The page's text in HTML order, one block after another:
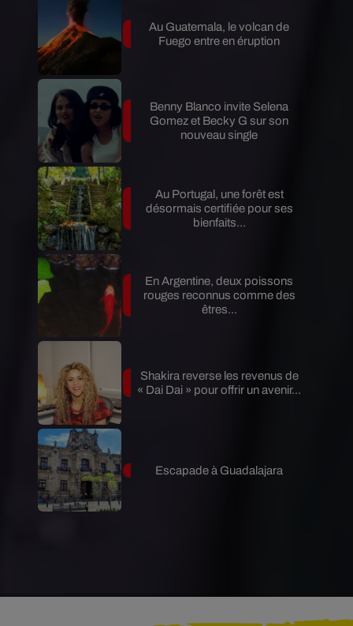
Au Guatemala, le volcan de
Fuego entre en éruption
Benny Blanco invite Selena
Gomez et Becky G sur son
nouveau single
Au Portugal, une forêt est
désormais certifiée pour ses
bienfaits...
En Argentine, deux poissons
rouges reconnus comme des
êtres...
Shakira reverse les revenus de
« Dai Dai » pour offrir un avenir...
Escapade à Guadalajara